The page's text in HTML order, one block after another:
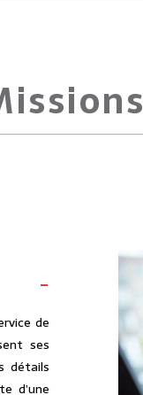
de
ses
détails
d’une